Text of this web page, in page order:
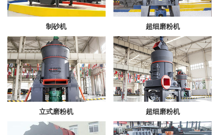
制砂机 超细磨粉机
立式磨粉机 超细磨粉机